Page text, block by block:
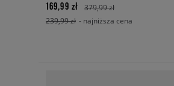
169,99 zł
379,99 zł
239,99 zł - najniższa cena